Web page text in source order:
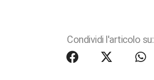
Condividi l'articolo su: